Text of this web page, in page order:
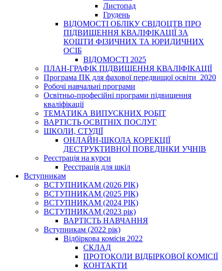
Листопад
Грудень
ВІДОМОСТІ ОБЛІКУ СВІДОЦТВ ПРО
ПІДВИЩЕННЯ КВАЛІФІКАЦІЇ ЗА
КОШТИ ФІЗИЧНИХ ТА ЮРИДИЧНИХ
ОСІБ
ВІДОМОСТІ 2025
ПЛАН-ГРАФІК ПІДВИЩЕННЯ КВАЛІФІКАЦІЇ
Програма ПК для фахової передвищої освіти_2020
Робочі навчальні програми
Освітньо-професійні програми підвищення
кваліфікації
ТЕМАТИКА ВИПУСКНИХ РОБІТ
ВАРТІСТЬ ОСВІТНІХ ПОСЛУГ
ШКОЛИ, СТУДІЇ
ОНЛАЙН-ШКОЛА КОРЕКЦІЇ
ДЕСТРУКТИВНОЇ ПОВЕДІНКИ УЧНІВ
Реєстрація на курси
Реєстрація для шкіл
Вступникам
ВСТУПНИКАМ (2026 РІК)
ВСТУПНИКАМ (2025 РІК)
ВСТУПНИКАМ (2024 РІК)
ВСТУПНИКАМ (2023 рік)
ВАРТІСТЬ НАВЧАННЯ
Вступникам (2022 рік)
Відбіркова комісія 2022
СКЛАД
ПРОТОКОЛИ ВІДБІРКОВОЇ КОМІСІЇ
КОНТАКТИ